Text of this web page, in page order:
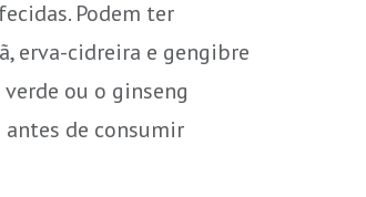
Podem ter
erva-cidreira e gengibre
ou o ginseng
de consumir